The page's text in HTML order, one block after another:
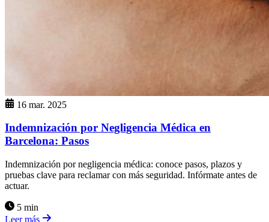
16 mar. 2025
Indemnización por Negligencia Médica en
Barcelona: Pasos
Indemnización por negligencia médica: conoce pasos, plazos y
pruebas clave para reclamar con más seguridad. Infórmate antes de
actuar.
5 min
Leer más